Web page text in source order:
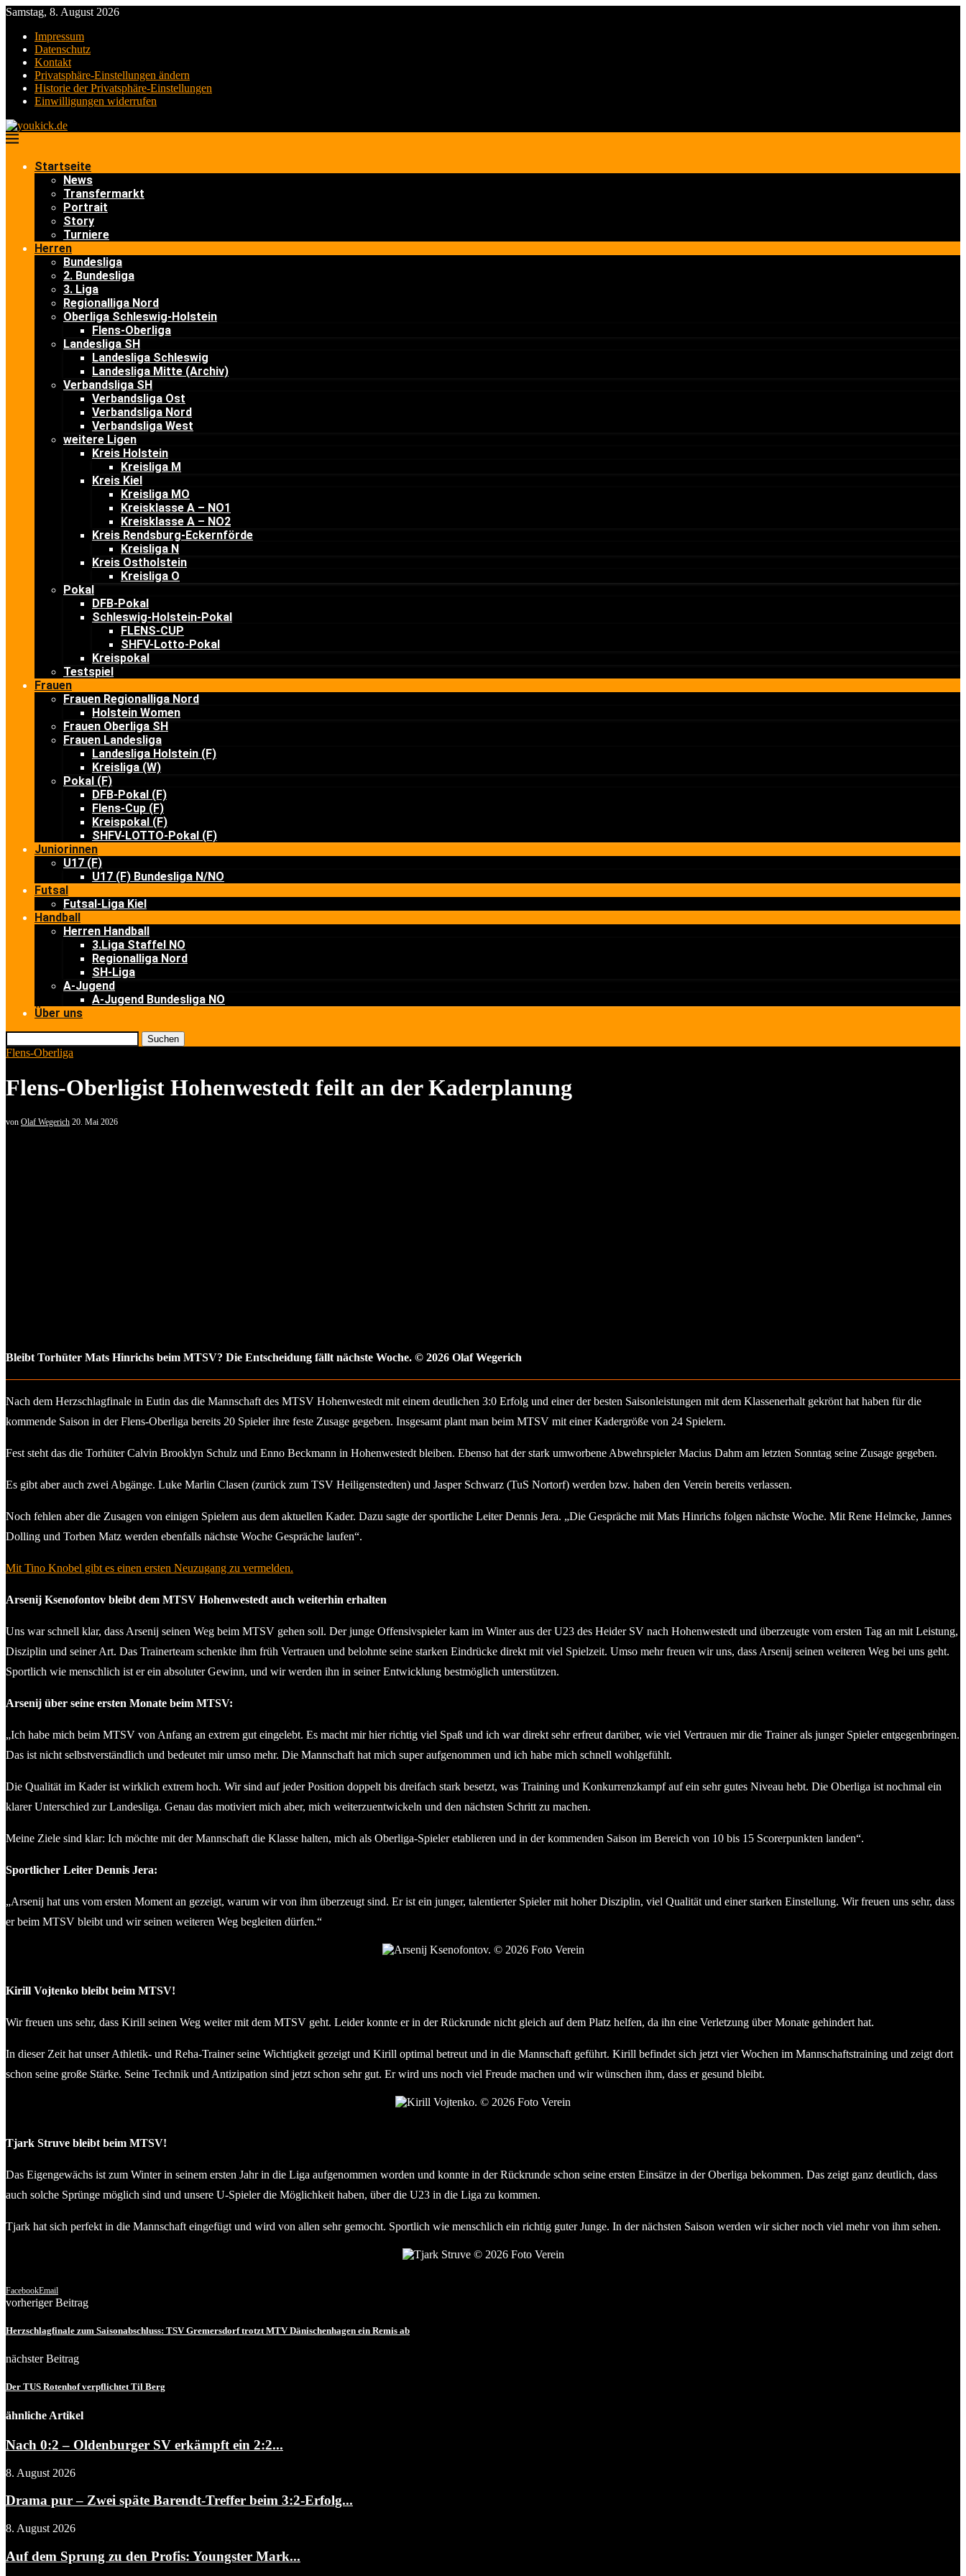
Samstag, 8. August 2026
Impressum
Datenschutz
Kontakt
Privatsphäre-Einstellungen ändern
Historie der Privatsphäre-Einstellungen
Einwilligungen widerrufen
Startseite
News
Transfermarkt
Portrait
Story
Turniere
Herren
Bundesliga
2. Bundesliga
3. Liga
Regionalliga Nord
Oberliga Schleswig-Holstein
Flens-Oberliga
Landesliga SH
Landesliga Schleswig
Landesliga Mitte (Archiv)
Verbandsliga SH
Verbandsliga Ost
Verbandsliga Nord
Verbandsliga West
weitere Ligen
Kreis Holstein
Kreisliga M
Kreis Kiel
Kreisliga MO
Kreisklasse A – NO1
Kreisklasse A – NO2
Kreis Rendsburg-Eckernförde
Kreisliga N
Kreis Ostholstein
Kreisliga O
Pokal
DFB-Pokal
Schleswig-Holstein-Pokal
FLENS-CUP
SHFV-Lotto-Pokal
Kreispokal
Testspiel
Frauen
Frauen Regionalliga Nord
Holstein Women
Frauen Oberliga SH
Frauen Landesliga
Landesliga Holstein (F)
Kreisliga (W)
Pokal (F)
DFB-Pokal (F)
Flens-Cup (F)
Kreispokal (F)
SHFV-LOTTO-Pokal (F)
Juniorinnen
U17 (F)
U17 (F) Bundesliga N/NO
Futsal
Futsal-Liga Kiel
Handball
Herren Handball
3.Liga Staffel NO
Regionalliga Nord
SH-Liga
A-Jugend
A-Jugend Bundesliga NO
Über uns
Suchen
Flens-Oberliga
Flens-Oberligist Hohenwestedt feilt an der Kaderplanung
von Olaf Wegerich 20. Mai 2026
Bleibt Torhüter Mats Hinrichs beim MTSV? Die Entscheidung fällt nächste Woche. © 2026 Olaf Wegerich
Nach dem Herzschlagfinale in Eutin das die Mannschaft des MTSV Hohenwestedt mit einem deutlichen 3:0 Erfolg und einer der besten Saisonleistungen mit dem Klassenerhalt gekrönt hat haben für die
kommende Saison in der Flens-Oberliga bereits 20 Spieler ihre feste Zusage gegeben. Insgesamt plant man beim MTSV mit einer Kadergröße von 24 Spielern.
Fest steht das die Torhüter Calvin Brooklyn Schulz und Enno Beckmann in Hohenwestedt bleiben. Ebenso hat der stark umworbene Abwehrspieler Macius Dahm am letzten Sonntag seine Zusage gegeben.
Es gibt aber auch zwei Abgänge. Luke Marlin Clasen (zurück zum TSV Heiligenstedten) und Jasper Schwarz (TuS Nortorf) werden bzw. haben den Verein bereits verlassen.
Noch fehlen aber die Zusagen von einigen Spielern aus dem aktuellen Kader. Dazu sagte der sportliche Leiter Dennis Jera. „Die Gespräche mit Mats Hinrichs folgen nächste Woche. Mit Rene Helmcke, Jannes
Dolling und Torben Matz werden ebenfalls nächste Woche Gespräche laufen“.
Mit Tino Knobel gibt es einen ersten Neuzugang zu vermelden.
Arsenij Ksenofontov bleibt dem MTSV Hohenwestedt auch weiterhin erhalten
Uns war schnell klar, dass Arsenij seinen Weg beim MTSV gehen soll. Der junge Offensivspieler kam im Winter aus der U23 des Heider SV nach Hohenwestedt und überzeugte vom ersten Tag an mit Leistung,
Disziplin und seiner Art. Das Trainerteam schenkte ihm früh Vertrauen und belohnte seine starken Eindrücke direkt mit viel Spielzeit. Umso mehr freuen wir uns, dass Arsenij seinen weiteren Weg bei uns geht.
Sportlich wie menschlich ist er ein absoluter Gewinn, und wir werden ihn in seiner Entwicklung bestmöglich unterstützen.
Arsenij über seine ersten Monate beim MTSV:
„Ich habe mich beim MTSV von Anfang an extrem gut eingelebt. Es macht mir hier richtig viel Spaß und ich war direkt sehr erfreut darüber, wie viel Vertrauen mir die Trainer als junger Spieler entgegenbringen.
Das ist nicht selbstverständlich und bedeutet mir umso mehr. Die Mannschaft hat mich super aufgenommen und ich habe mich schnell wohlgefühlt.
Die Qualität im Kader ist wirklich extrem hoch. Wir sind auf jeder Position doppelt bis dreifach stark besetzt, was Training und Konkurrenzkampf auf ein sehr gutes Niveau hebt. Die Oberliga ist nochmal ein
klarer Unterschied zur Landesliga. Genau das motiviert mich aber, mich weiterzuentwickeln und den nächsten Schritt zu machen.
Meine Ziele sind klar: Ich möchte mit der Mannschaft die Klasse halten, mich als Oberliga-Spieler etablieren und in der kommenden Saison im Bereich von 10 bis 15 Scorerpunkten landen“.
Sportlicher Leiter Dennis Jera:
„Arsenij hat uns vom ersten Moment an gezeigt, warum wir von ihm überzeugt sind. Er ist ein junger, talentierter Spieler mit hoher Disziplin, viel Qualität und einer starken Einstellung. Wir freuen uns sehr, dass
er beim MTSV bleibt und wir seinen weiteren Weg begleiten dürfen.“
Kirill Vojtenko bleibt beim MTSV!
Wir freuen uns sehr, dass Kirill seinen Weg weiter mit dem MTSV geht. Leider konnte er in der Rückrunde nicht gleich auf dem Platz helfen, da ihn eine Verletzung über Monate gehindert hat.
In dieser Zeit hat unser Athletik- und Reha-Trainer seine Wichtigkeit gezeigt und Kirill optimal betreut und in die Mannschaft geführt. Kirill befindet sich jetzt vier Wochen im Mannschaftstraining und zeigt dort
schon seine große Stärke. Seine Technik und Antizipation sind jetzt schon sehr gut. Er wird uns noch viel Freude machen und wir wünschen ihm, dass er gesund bleibt.
Tjark Struve bleibt beim MTSV!
Das Eigengewächs ist zum Winter in seinem ersten Jahr in die Liga aufgenommen worden und konnte in der Rückrunde schon seine ersten Einsätze in der Oberliga bekommen. Das zeigt ganz deutlich, dass
auch solche Sprünge möglich sind und unsere U-Spieler die Möglichkeit haben, über die U23 in die Liga zu kommen.
Tjark hat sich perfekt in die Mannschaft eingefügt und wird von allen sehr gemocht. Sportlich wie menschlich ein richtig guter Junge. In der nächsten Saison werden wir sicher noch viel mehr von ihm sehen.
FacebookEmail
vorheriger Beitrag
Herzschlagfinale zum Saisonabschluss: TSV Gremersdorf trotzt MTV Dänischenhagen ein Remis ab
nächster Beitrag
Der TUS Rotenhof verpflichtet Til Berg
ähnliche Artikel
Nach 0:2 – Oldenburger SV erkämpft ein 2:2...
8. August 2026
Drama pur – Zwei späte Barendt-Treffer beim 3:2-Erfolg...
8. August 2026
Auf dem Sprung zu den Profis: Youngster Mark...